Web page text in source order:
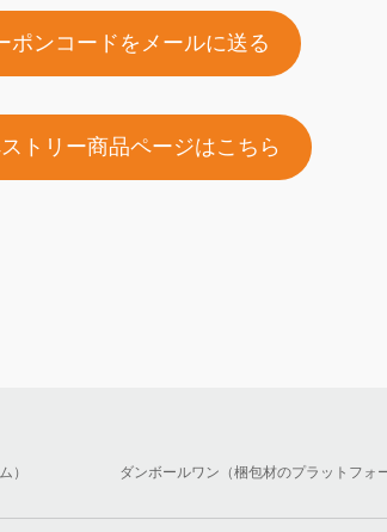
ポンコードをメールに送る
トリー商品ページはこちら
） ダンボールワン（梱包材のプラットフォ